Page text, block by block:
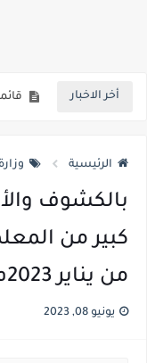
أخر الاخبار قائمة
الرئيسية
بالكشوف
كبير من
من يناير 2023م بمديرية التربيه والتعليم
يونيو 08, 2023